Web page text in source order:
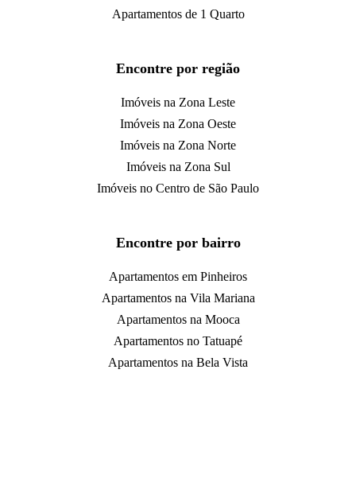
Apartamentos de 1 Quarto
Encontre por região
Imóveis na Zona Leste
Imóveis na Zona Oeste
Imóveis na Zona Norte
Imóveis na Zona Sul
Imóveis no Centro de São Paulo
Encontre por bairro
Apartamentos em Pinheiros
Apartamentos na Vila Mariana
Apartamentos na Mooca
Apartamentos no Tatuapé
Apartamentos na Bela Vista